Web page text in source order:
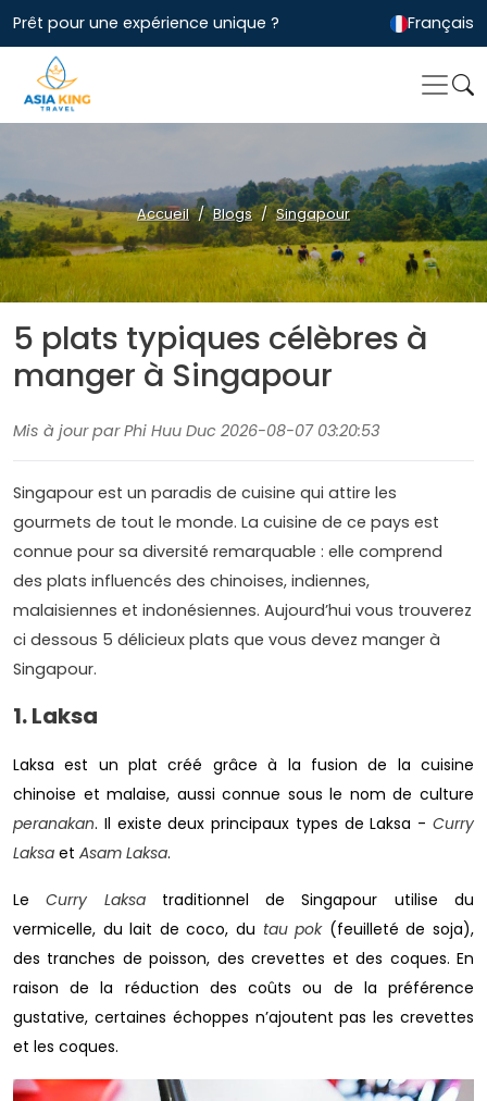
Prêt pour une expérience unique ? Français
Accueil Blogs Singapour
5 plats typiques célèbres à
manger à Singapour
Mis à jour par Phi Huu Duc 2026-08-07 03:20:53
Singapour est un paradis de cuisine qui attire les
gourmets de tout le monde. La cuisine de ce pays est
connue pour sa diversité remarquable : elle comprend
des plats influencés des chinoises, indiennes,
malaisiennes et indonésiennes. Aujourd’hui vous trouverez
ci dessous 5 délicieux plats que vous devez manger à
Singapour.
1. Laksa
Laksa est un plat créé grâce à la fusion de la cuisine
chinoise et malaise, aussi connue sous le nom de culture
peranakan. Il existe deux principaux types de Laksa - Curry
Laksa et Asam Laksa.
LeCurry Laksatraditionnel de Singapour utilise du
vermicelle, du lait de coco, du tau pok(feuilleté de soja),
des tranches de poisson, des crevettes et des coques. En
raison de la réduction des coûts ou de la préférence
gustative, certaines échoppes n’ajoutent pas les crevettes
et les coques.